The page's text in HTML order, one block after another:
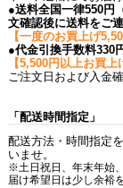
●送料全国一律550円
文確認後に送料をご
【一度のお買上げ
●代金引換手数料330
【5,500円以上お買上
ご注文日および入金
「配送時間指定」
配送方法・時間指定
いませ。
※土日祝日、年末年始
届け希望日は少し余裕